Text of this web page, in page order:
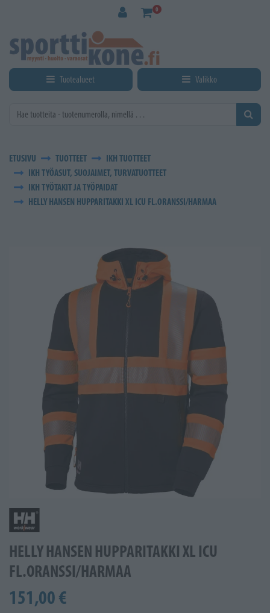
0
Tuotealueet Valikko
ETUSIVU TUOTTEET
IKH TUOTTEET
IKH TYÖASUT, SUOJAIMET, TURVATUOTTEET
IKH TYÖTAKIT JA TYÖPAIDAT
HELLY HANSEN HUPPARITAKKI XL ICU FL.ORANSSI/HARMAA
HELLY HANSEN HUPPARITAKKI XL ICU
FL.ORANSSI/HARMAA
151,00 €